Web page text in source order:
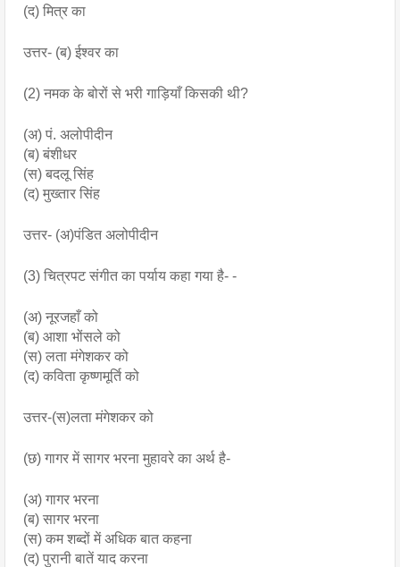
(द) मित्र का
उत्तर- (ब) ईश्वर का
(2) नमक के बोरों से भरी गाड़ियाँ किसकी थी?
(अ) पं. अलोपीदीन
(ब) बंशीधर
(स) बदलू सिंह
(द) मुख्तार सिंह
उत्तर- (अ)पंडित अलोपीदीन
(3) चित्रपट संगीत का पर्याय कहा गया है- -
(अ) नूरजहाँ को
(ब) आशा भोंसले को
(स) लता मंगेशकर को
(द) कविता कृष्णमूर्ति को
उत्तर-(स)लता मंगेशकर को
(छ) गागर में सागर भरना मुहावरे का अर्थ है-
(अ) गागर भरना
(ब) सागर भरना
(स) कम शब्दों में अधिक बात कहना
(द) पुरानी बातें याद करना